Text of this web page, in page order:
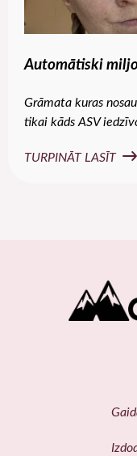
Automātiski
Grāmata kuras
tikai kāds ASV
TURPINĀT LASĪT